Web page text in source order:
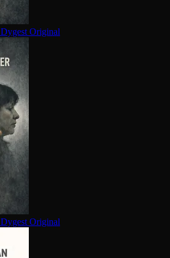
Dygest Original
Dygest Original